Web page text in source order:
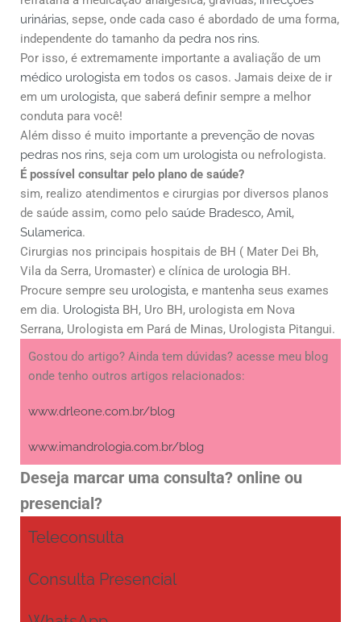
urinárias, sepse, onde cada caso é abordado de uma forma,
independente do tamanho da pedra nos rins.
Por isso, é extremamente importante a avaliação de um
médico urologista em todos os casos. Jamais deixe de ir
em um urologista, que saberá definir sempre a melhor
conduta para você!
Além disso é muito importante a prevenção de novas
pedras nos rins, seja com um urologista ou nefrologista.
É possível consultar pelo plano de saúde?
sim, realizo atendimentos e cirurgias por diversos planos
de saúde assim, como pelo saúde Bradesco, Amil,
Sulamerica.
Cirurgias nos principais hospitais de BH ( Mater Dei Bh,
Vila da Serra, Uromaster) e clínica de urologia BH.
Procure sempre seu urologista, e mantenha seus exames
em dia. Urologista BH, Uro BH, urologista em Nova
Serrana, Urologista em Pará de Minas, Urologista Pitangui.
Gostou do artigo? Ainda tem dúvidas? acesse meu blog
onde tenho outros artigos relacionados:
www.drleone.com.br/blog
www.imandrologia.com.br/blog
Deseja marcar uma consulta? online ou
presencial?
Teleconsulta
Consulta Presencial